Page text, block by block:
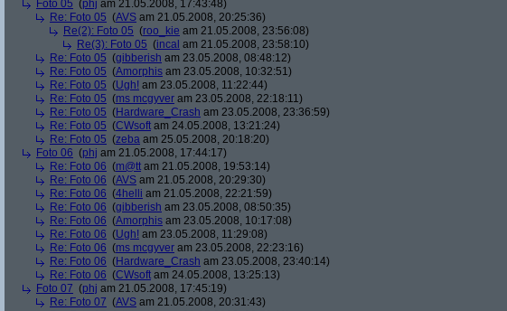
Foto 05 (phj am 21.05.2008, 17:43:48)
Re: Foto 05 (AVS am 21.05.2008, 20:25:36)
Re(2): Foto 05 (roo_kie am 21.05.2008, 23:56:08)
Re(3): Foto 05 (incal am 21.05.2008, 23:58:10)
Re: Foto 05 (gibberish am 23.05.2008, 08:48:12)
Re: Foto 05 (Amorphis am 23.05.2008, 10:32:51)
Re: Foto 05 (Ugh! am 23.05.2008, 11:22:44)
Re: Foto 05 (ms mcgyver am 23.05.2008, 22:18:11)
Re: Foto 05 (Hardware_Crash am 23.05.2008, 23:36:59)
Re: Foto 05 (CWsoft am 24.05.2008, 13:21:24)
Re: Foto 05 (zeba am 25.05.2008, 20:18:20)
Foto 06 (phj am 21.05.2008, 17:44:17)
Re: Foto 06 (m@tt am 21.05.2008, 19:53:14)
Re: Foto 06 (AVS am 21.05.2008, 20:29:30)
Re: Foto 06 (4helli am 21.05.2008, 22:21:59)
Re: Foto 06 (gibberish am 23.05.2008, 08:50:35)
Re: Foto 06 (Amorphis am 23.05.2008, 10:17:08)
Re: Foto 06 (Ugh! am 23.05.2008, 11:29:08)
Re: Foto 06 (ms mcgyver am 23.05.2008, 22:23:16)
Re: Foto 06 (Hardware_Crash am 23.05.2008, 23:40:14)
Re: Foto 06 (CWsoft am 24.05.2008, 13:25:13)
Foto 07 (phj am 21.05.2008, 17:45:19)
Re: Foto 07 (AVS am 21.05.2008, 20:31:43)